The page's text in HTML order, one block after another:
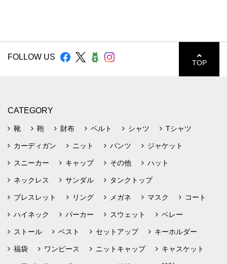
FOLLOW US
TOP
CATEGORY
靴 鞄 財布 ベルト シャツ Tシャツ
カーディガン ニット パンツ ジャケット
スニーカー キャップ その他 ハット
ネックレス サンダル タンクトップ
ブレスレット リング メガネ マスク コート
ハイネック パーカー スウェット ベレー
ストール ベスト セットアップ キーホルダー
福袋 ワンピース ニットキャップ キャスケット